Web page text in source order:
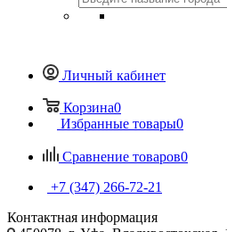
Личный кабинет
Корзина0
Избранные товары0
Сравнение товаров0
+7 (347) 266-72-21
Контактная информация